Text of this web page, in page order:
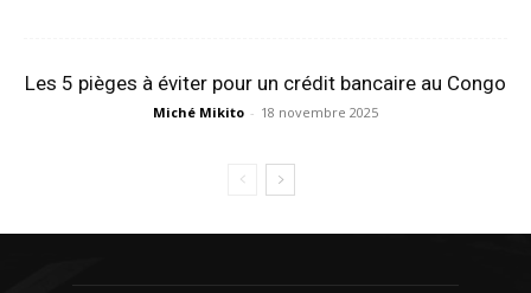
Les 5 pièges à éviter pour un crédit bancaire au Congo
Miché Mikito - 18 novembre 2025